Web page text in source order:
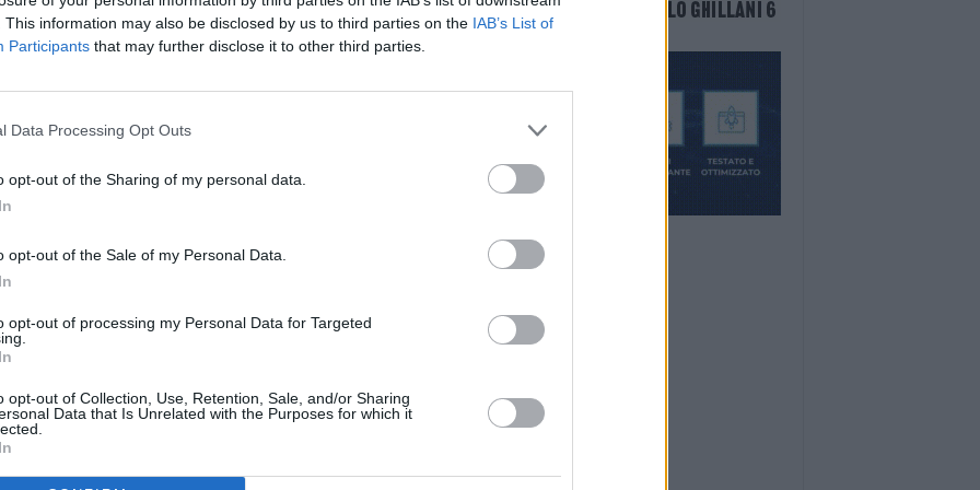
This information may also be disclosed by us to third parties on the IAB’s List of
Participants that may further disclose it to other third parties.
Data Processing Opt Outs
opt-out of the Sharing of my personal data.
opt-out of the Sale of my Personal Data.
opt-out of processing my Personal Data for Targeted
opt-out of Collection, Use, Retention, Sale, and/or Sharing
Data that Is Unrelated with the Purposes for which it
logo del marchio con sfondo nero, luce riflettente
paraurti specifica e il logo GR SPORT.
combinazioni di colori esterni bitone, tra cui una nuova,
con tetto nero.
dell’abitacolo in Cool Silver e rivestimenti dei sedili
e grigie di ispirazione GR.
del volante in pelle perforata, cuciture rosse a
leva del cambio, battitacco dedicato, logo GR SPORT,
di avvio GR nello schermo TFT del quadro strumenti
anche vetri oscurati, smart entry, fari Full LED,
il funzionamento elettrico e il riscaldamento dei
JBL.
regolazione dello sterzo sono stati progettati per
della GR Sport, pur mantenendo i livelli di
C-HR.
i nuovi Continental Premium Contact 6 da 19
dell’assale anteriore e la rigidità in curva, con